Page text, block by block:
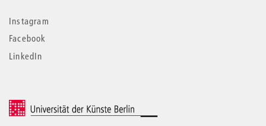
Instagram
Facebook
LinkedIn
© 2026 Universität der Künste Berlin